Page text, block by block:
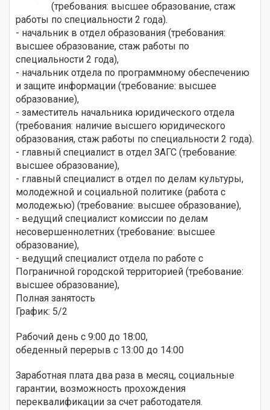
(требования: высшее образование, стаж
работы по специальности 2 года).
- начальник в отдел образования (требования:
высшее образование, стаж работы по
специальности 2 года),
- начальник отдела по программному обеспечению
и защите информации (требование: высшее
образование),
- заместитель начальника юридического отдела
(требования: наличие высшего юридического
образования, стаж работы по специальности 2 года).
- главный специалист в отдел ЗАГС (требование:
высшее образование),
- главный специалист в отдел по делам культуры,
молодежной и социальной политике (работа с
молодежью) (требование: высшее образование),
- ведущий специалист комиссии по делам
несовершеннолетних (требование: высшее
образование),
- ведущий специалист отдела по работе с
Пограничной городской территорией (требование:
высшее образование),
Полная занятость
График: 5/2
Рабочий день с 9:00 до 18:00,
обеденный перерыв с 13:00 до 14:00
Заработная плата два раза в месяц, социальные
гарантии, возможность прохождения
переквалификации за счет работодателя.